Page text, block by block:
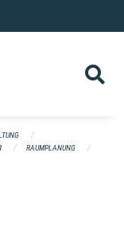
Link)
RAUMPLANUNG